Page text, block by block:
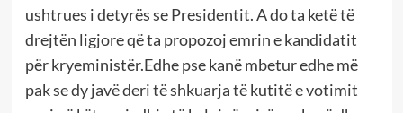
ushtrues i detyrës se Presidentit. A do ta ketë të
drejtën ligjore që ta propozoj emrin e kandidatit
për kryeministër.Edhe pse kanë mbetur edhe më
pak se dy javë deri të shkuarja të kutitë e votimit